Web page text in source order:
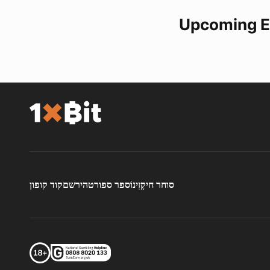
Upcoming
קוד קופוןהירשםספר ספורטקָזִינוֹסוחר חי